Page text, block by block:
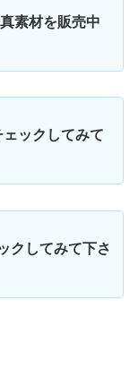
素材を販売中
ェックしてみて
クしてみて下さ